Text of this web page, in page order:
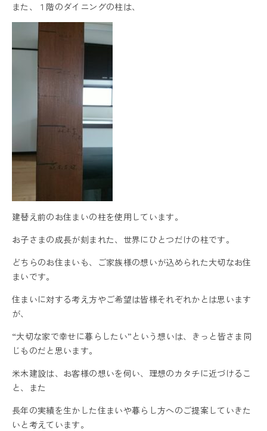
また、１階のダイニングの柱は、
建替え前のお住まいの柱を使用しています。
お子さまの成長が刻まれた、世界にひとつだけの柱です。
どちらのお住まいも、ご家族様の想いが込められた大切なお住
まいです。
住まいに対する考え方やご希望は皆様それぞれかとは思います
が、
“大切な家で幸せに暮らしたい”という想いは、きっと皆さま同
じものだと思います。
米木建設は、お客様の想いを伺い、理想のカタチに近づけるこ
と、また
長年の実績を生かした住まいや暮らし方へのご提案していきた
いと考えています。